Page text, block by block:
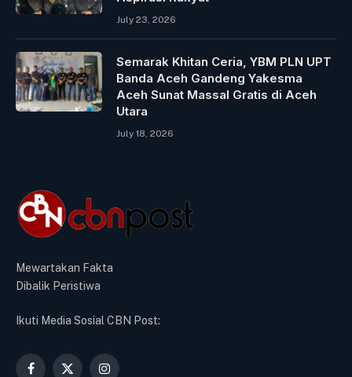
July 23, 2026
Semarak Khitan Ceria, YBM PLN UPT
Banda Aceh Gandeng Yakesma
Aceh Sunat Massal Gratis di Aceh
Utara
July 18, 2026
Mewartakan Fakta
Dibalik Peristiwa
Ikuti Media Sosial CBN Post: